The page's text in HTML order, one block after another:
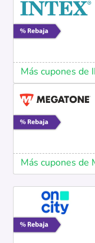
Más cupones de
Más cupones de